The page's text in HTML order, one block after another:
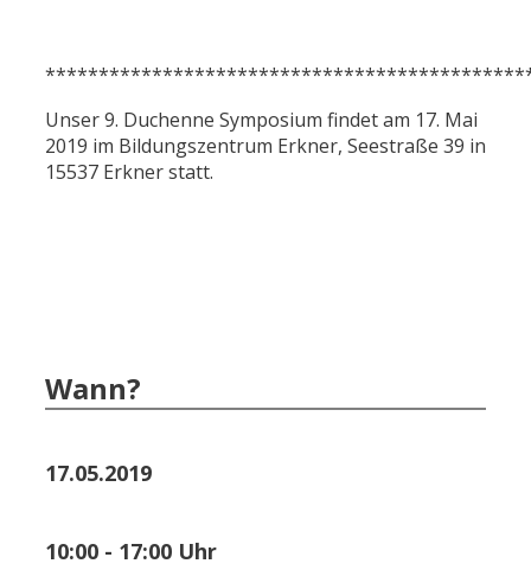
Unser 9. Duchenne Symposium findet am 17. Mai
2019 im Bildungszentrum Erkner, Seestraße 39 in
15537 Erkner statt.
Wann?
17.05.2019
10:00 - 17:00 Uhr